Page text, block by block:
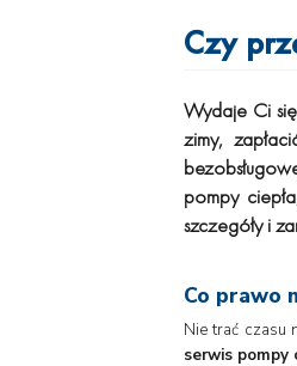
Czy
Wydaje Ci
zimy,
pompy
szczegóły i
Co prawo
Nie trać czasu
serwis pompy